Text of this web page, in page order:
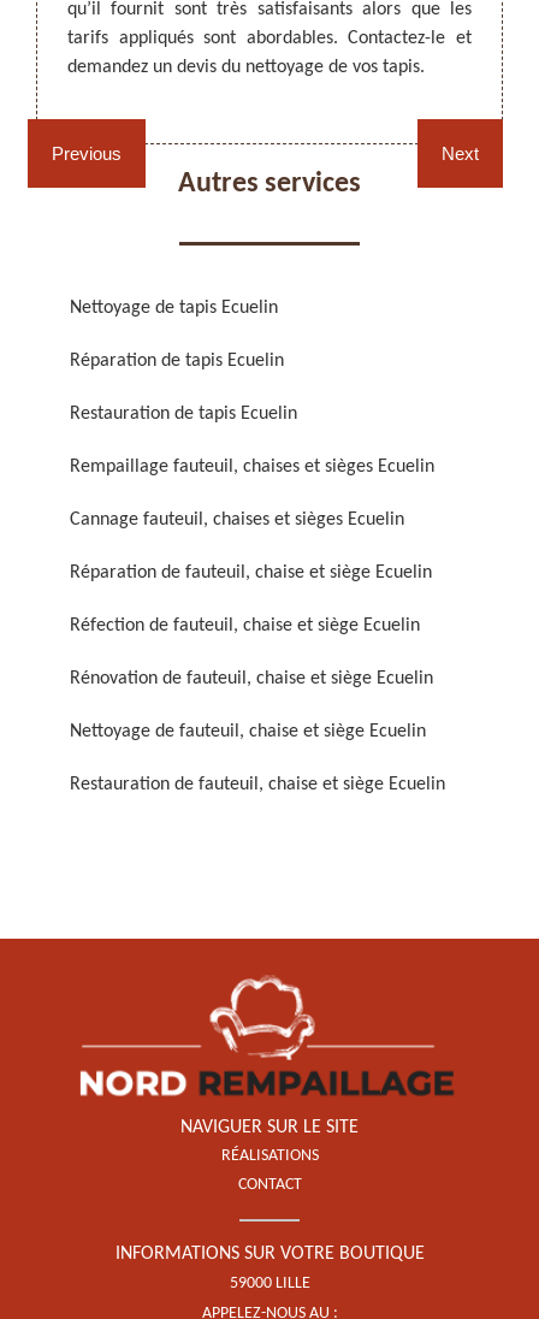
Rempaillage fauteuil,
chaises et sièges 59
Cannage fauteuil, chaises
et sièges 59
chaise et siège 59
chaise et siège 59
Rénovation de fauteuil,
Nettoyage de fauteuil,
Restauration de fauteuil,
chaise et siège 59
Previous
faire
qu’il fournit sont très satisfaisants alors que les
tarifs appliqués sont abordables. Contactez-le et
demandez un devis du nettoyage de vos tapis.
est
web
Next
Autres services
Nettoyage de tapis Ecuelin
Réparation de tapis Ecuelin
Restauration de tapis Ecuelin
Rempaillage fauteuil, chaises et sièges Ecuelin
Cannage fauteuil, chaises et sièges Ecuelin
Réparation de fauteuil, chaise et siège Ecuelin
Réfection de fauteuil, chaise et siège Ecuelin
Rénovation de fauteuil, chaise et siège Ecuelin
Nettoyage de fauteuil, chaise et siège Ecuelin
Restauration de fauteuil, chaise et siège Ecuelin
NAVIGUER SUR LE SITE
RÉALISATIONS
CONTACT
INFORMATIONS SUR VOTRE BOUTIQUE
59000 LILLE
APPELEZ-NOUS AU :